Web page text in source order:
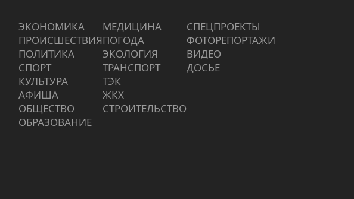
ЭКОНОМИКА
ПРОИCШЕСТВИЯ
ПОЛИТИКА
СПОРТ
КУЛЬТУРА
АФИША
ОБЩЕСТВО
ОБРАЗОВАНИЕ
МЕДИЦИНА
ПОГОДА
ЭКОЛОГИЯ
ТРАНСПОРТ
ТЭК
ЖКХ
СТРОИТЕЛЬСТВО
СПЕЦПРОЕКТЫ
ФОТОРЕПОРТАЖИ
ВИДЕО
ДОСЬЕ